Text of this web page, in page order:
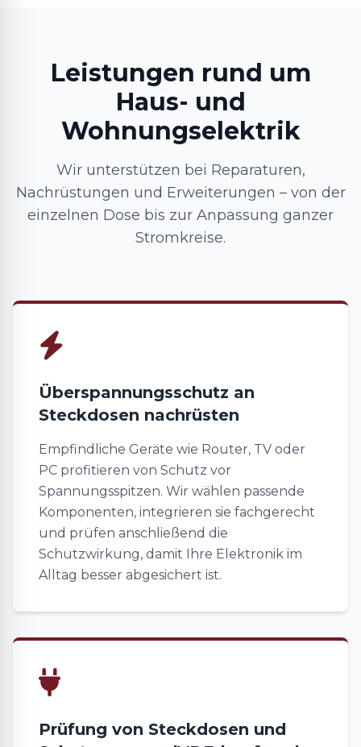
Leistungen rund um
Haus- und
Wohnungselektrik
Wir unterstützen bei Reparaturen,
Nachrüstungen und Erweiterungen – von der
einzelnen Dose bis zur Anpassung ganzer
Stromkreise.
Überspannungsschutz an
Steckdosen nachrüsten
Empfindliche Geräte wie Router, TV oder
PC profitieren von Schutz vor
Spannungsspitzen. Wir wählen passende
Komponenten, integrieren sie fachgerecht
und prüfen anschließend die
Schutzwirkung, damit Ihre Elektronik im
Alltag besser abgesichert ist.
Prüfung von Steckdosen und